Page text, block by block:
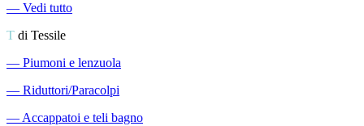
― Vedi tutto
T di Tessile
― Piumoni e lenzuola
― Riduttori/Paracolpi
―Accappatoi e teli bagno